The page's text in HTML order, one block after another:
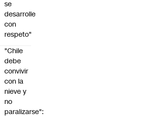
se
desarrolle
con
respeto"
"Chile
debe
convivir
con la
nieve y
no
paralizarse":